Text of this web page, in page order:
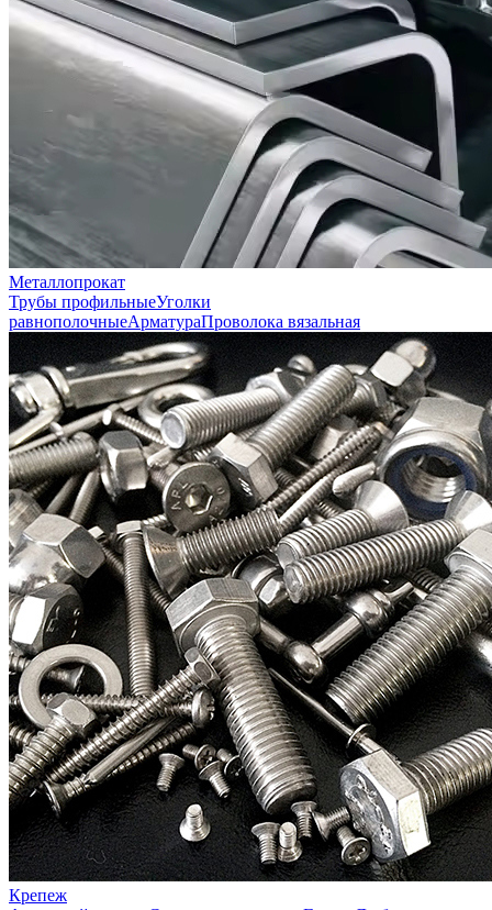
Металлопрокат
Трубы профильныеУголки
равнополочныеАрматураПроволока вязальная
Крепеж